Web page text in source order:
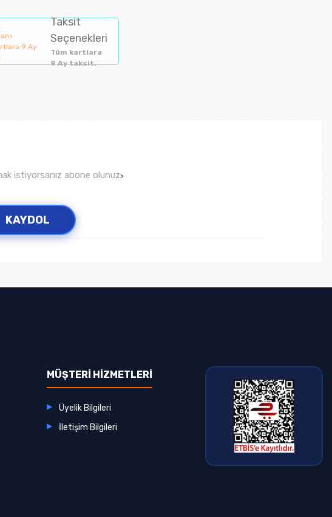
Taksit
Seçenekleri
Tüm kartlara
9 Ay taksit.
istiyorsanız abone olunuz>
KAYDOL
MÜŞTERİ HİZMETLERİ
Üyelik Bilgileri
İletişim Bilgileri